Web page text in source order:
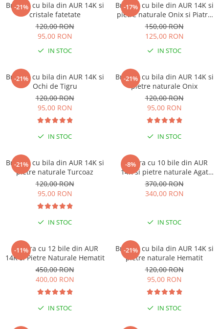
Lănțișoare Argint Diverse
COLIERE CU PERLE
Coliere cu Perle Naturale
Coliere cu Perle Preciosa
Coliere cu Inimioare
Coliere cu Cruce
Coliere cu Stea
Coliere cu Soare
Coliere cu Semilună
Coliere cu Zodii
Coliere cu Animale
Coliere cu Molecule
Coliere Diverse
Brățări din Argint cu șnur reglabil
BRĂȚĂRI CU PIETRE SEMIPREȚIOASE
Brățări din Aur cu pietre
semiprețioase
Brățări din Argint cu pietre
Brățări elastice cu pietre
-21%
Bratara cu bila din AUR 14K si
cristale fatetate
120,00 RON
95,00 RON
IN STOC
-17%
Bratara cu bile din AUR 14K si
pietre naturale Onix si Piatra
Lunii
150,00 RON
125,00 RON
IN STOC
-21%
Bratara cu bila din AUR 14K si
Ochi de Tigru
120,00 RON
95,00 RON
IN STOC
-21%
Bratara cu bila din AUR 14K si
pietre naturale Onix
120,00 RON
95,00 RON
IN STOC
-21%
Bratara cu bila din AUR 14K si
pietre naturale Turcoaz
120,00 RON
95,00 RON
IN STOC
-8%
Bratara cu 10 bile din AUR
14K si pietre naturale Agat
Indian
370,00 RON
340,00 RON
IN STOC
-11%
Bratara cu 12 bile din AUR
14K si Pietre Naturale Hematit
450,00 RON
400,00 RON
IN STOC
-21%
Bratara cu bila din AUR 14K si
pietre naturale Hematit
120,00 RON
95,00 RON
IN STOC